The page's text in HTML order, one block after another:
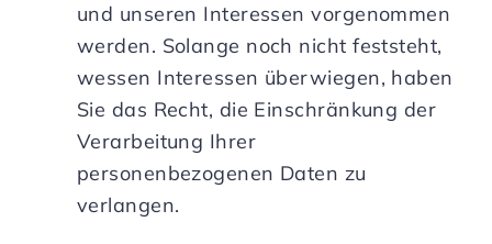
und unseren Interessen vorgenommen
werden. Solange noch nicht feststeht,
wessen Interessen überwiegen, haben
Sie das Recht, die Einschränkung der
Verarbeitung Ihrer
personenbezogenen Daten zu
verlangen.